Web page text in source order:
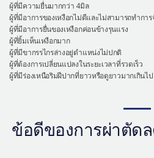
ผู้ที่มีความยื่นมากกว่า 4มิล
ผู้ที่มีอาการของเหงือกไม่ดีและไม่สามารถทำกา
ผู้ที่มีอาการยื่นของเหงือกค่อนข้างรุนแรง
ผู้ที่ยิ้มเห็นเหงือกมาก
ผู้ที่มีขากรรไกรล่างอยู่ตำแหน่งไม่ปกติ
ผู้ที่ต้องการเปลี่ยนแปลงในระยะเวลาที่รวดเร็ว
ผู้ที่มีร่องเหนือริมฝีปากที่ยาวหรือดูยาวมากเกินไป
ข้อดีของการผ่าตัด